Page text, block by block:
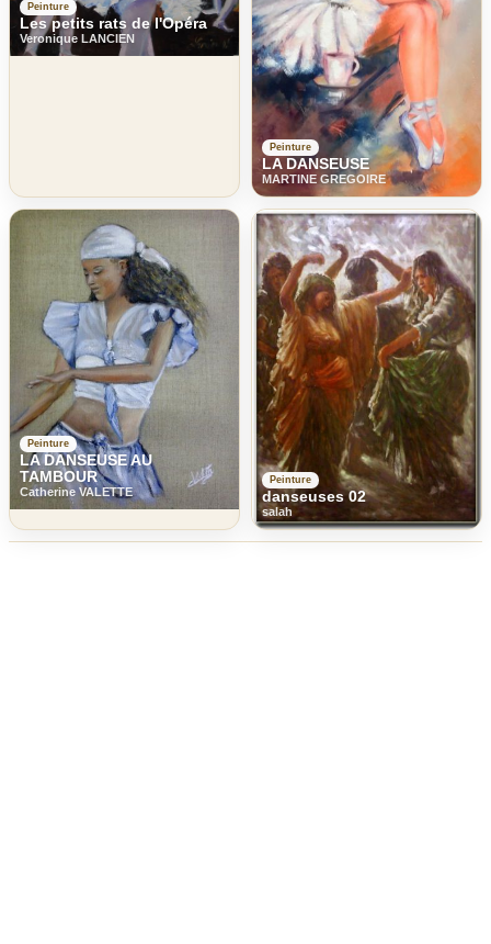
Peinture
Les petits rats de l'Opéra
Veronique LANCIEN
Peinture
LA DANSEUSE
MARTINE GREGOIRE
Peinture
LA DANSEUSE AU
TAMBOUR
Catherine VALETTE
Peinture
danseuses 02
salah